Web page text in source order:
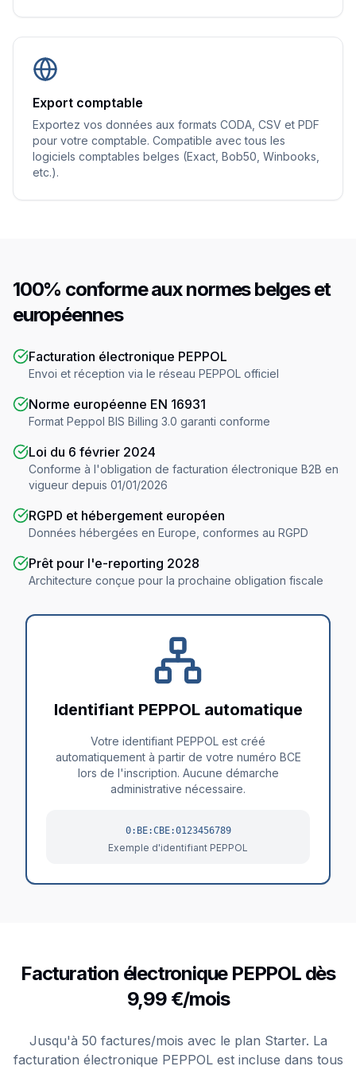
Export comptable
Exportez vos données aux formats CODA, CSV et PDF
pour votre comptable. Compatible avec tous les
logiciels comptables belges (Exact, Bob50, Winbooks,
etc.).
100% conforme aux normes belges et
européennes
Facturation électronique PEPPOL
Envoi et réception via le réseau PEPPOL officiel
Norme européenne EN 16931
Format Peppol BIS Billing 3.0 garanti conforme
Loi du 6 février 2024
Conforme à l'obligation de facturation électronique B2B en
vigueur depuis 01/01/2026
RGPD et hébergement européen
Données hébergées en Europe, conformes au RGPD
Prêt pour l'e-reporting 2028
Architecture conçue pour la prochaine obligation fiscale
Identifiant PEPPOL automatique
Votre identifiant PEPPOL est créé
automatiquement à partir de votre numéro BCE
lors de l'inscription. Aucune démarche
administrative nécessaire.
0:BE:CBE:0123456789
Exemple d'identifiant PEPPOL
Facturation électronique PEPPOL dès
9,99 €/mois
Jusqu'à 50 factures/mois avec le plan Starter. La
facturation électronique PEPPOL est incluse dans tous